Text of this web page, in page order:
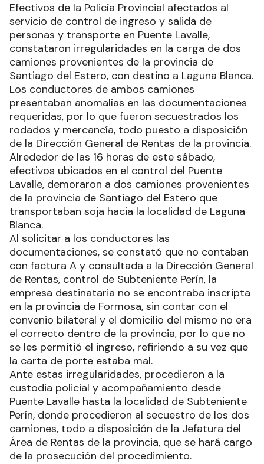
Efectivos de la Policía Provincial afectados al
servicio de control de ingreso y salida de
personas y transporte en Puente Lavalle,
constataron irregularidades en la carga de dos
camiones provenientes de la provincia de
Santiago del Estero, con destino a Laguna Blanca.
Los conductores de ambos camiones
presentaban anomalías en las documentaciones
requeridas, por lo que fueron secuestrados los
rodados y mercancía, todo puesto a disposición
de la Dirección General de Rentas de la provincia.
Alrededor de las 16 horas de este sábado,
efectivos ubicados en el control del Puente
Lavalle, demoraron a dos camiones provenientes
de la provincia de Santiago del Estero que
transportaban soja hacia la localidad de Laguna
Blanca.
Al solicitar a los conductores las
documentaciones, se constató que no contaban
con factura A y consultada a la Dirección General
de Rentas, control de Subteniente Perín, la
empresa destinataria no se encontraba inscripta
en la provincia de Formosa, sin contar con el
convenio bilateral y el domicilio del mismo no era
el correcto dentro de la provincia, por lo que no
se les permitió el ingreso, refiriendo a su vez que
la carta de porte estaba mal.
Ante estas irregularidades, procedieron a la
custodia policial y acompañamiento desde
Puente Lavalle hasta la localidad de Subteniente
Perín, donde procedieron al secuestro de los dos
camiones, todo a disposición de la Jefatura del
Área de Rentas de la provincia, que se hará cargo
de la prosecución del procedimiento.